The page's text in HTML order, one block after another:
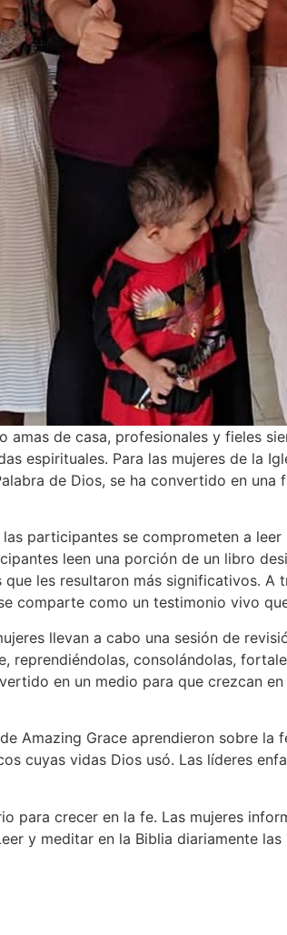
de casa, profesionales y fieles
espirituales. Para las mujeres de la
de Dios, se ha convertido en
participantes se comprometen a
leen una porción de un libro
les resultaron más significativos.
comparte como un testimonio vivo
llevan a cabo una sesión de
reprendiéndolas, consolándolas,
en un medio para que crezcan
Amazing Grace aprendieron sobre la
cuyas vidas Dios usó. Las líderes
para crecer en la fe. Las mujeres
y meditar en la Biblia diariamente